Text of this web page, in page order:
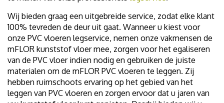
Wij bieden graag een uitgebreide service, zodat elke klant
100% tevreden de deur uit gaat. Wanneer u kiest voor
onze PVC vloeren legservice, nemen onze vakmensen de
mFLOR kunststof vloer mee, zorgen voor het egaliseren
van de PVC vloer indien nodig en gebruiken de juiste
materialen om de mFLOR PVC vloeren te leggen. Zij
hebben ruimschoots ervaring op het gebied van het
leggen van PVC vloeren en zorgen ervoor dat u jaren van